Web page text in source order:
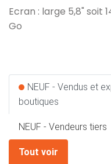
Ecran : large 5,8" soit
Go
NEUF - Vendus et
boutiques
NEUF - Vendeurs tiers
Tout voir